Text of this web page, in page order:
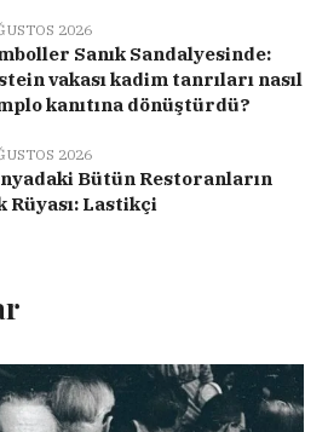
2026
Sanık Sandalyesinde:
vakası kadim tanrıları nasıl
kanıtına dönüştürdü?
2026
Bütün Restoranların
Rüyası: Lastikçi